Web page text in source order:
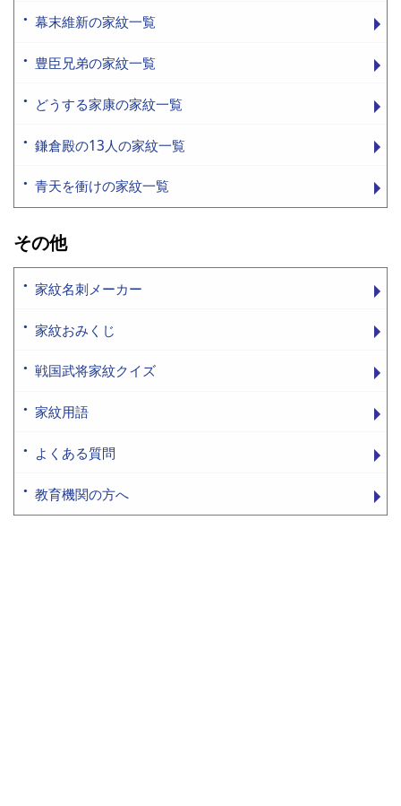
幕末維新の家紋一覧
豊臣兄弟の家紋一覧
どうする家康の家紋一覧
鎌倉殿の13人の家紋一覧
青天を衝けの家紋一覧
その他
家紋名刺メーカー
家紋おみくじ
戦国武将家紋クイズ
家紋用語
よくある質問
教育機関の方へ